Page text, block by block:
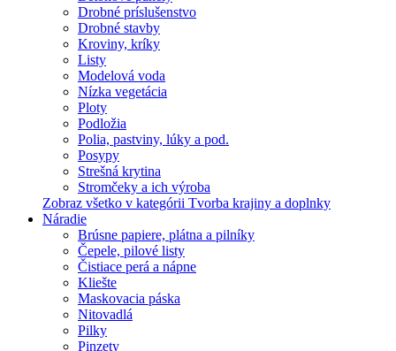
Drobné príslušenstvo
Drobné stavby
Kroviny, kríky
Listy
Modelová voda
Nízka vegetácia
Ploty
Podložia
Polia, pastviny, lúky a pod.
Posypy
Strešná krytina
Stromčeky a ich výroba
Zobraz všetko v kategórii Tvorba krajiny a doplnky
Náradie
Brúsne papiere, plátna a pilníky
Čepele, pilové listy
Čistiace perá a nápne
Kliešte
Maskovacia páska
Nitovadlá
Pilky
Pinzety